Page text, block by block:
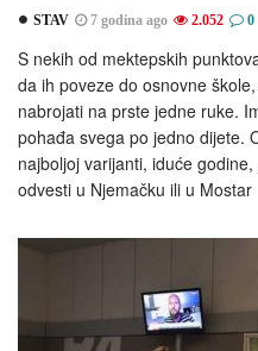
STAV 7 godina ago 2.052 0
S nekih od mektepskih
da ih poveze do osnovne
nabrojati na prste jedne ruke.
pohađa svega po jedno dijete.
najboljoj varijanti, iduće
odvesti u Njemačku ili u Mostar